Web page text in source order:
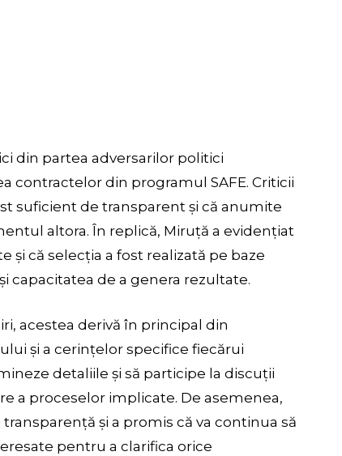
din partea adversarilor politici
contractelor din programul SAFE. Criticii
suficient de transparent și că anumite
altora. În replică, Miruță a evidențiat
că selecția a fost realizată pe baze
capacitatea de a genera rezultate.
acestea derivă în principal din
și a cerințelor specifice fiecărui
detaliile și să participe la discuții
a proceselor implicate. De asemenea,
și a promis că va continua să
pentru a clarifica orice